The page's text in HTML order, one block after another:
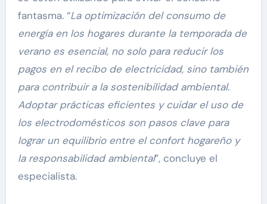
fantasma. “La optimización del consumo de
energía en los hogares durante la temporada de
verano es esencial, no solo para reducir los
pagos en el recibo de electricidad, sino también
para contribuir a la sostenibilidad ambiental.
Adoptar prácticas eficientes y cuidar el uso de
los electrodomésticos son pasos clave para
lograr un equilibrio entre el confort hogareño y
la responsabilidad ambiental”, concluye el
especialista.